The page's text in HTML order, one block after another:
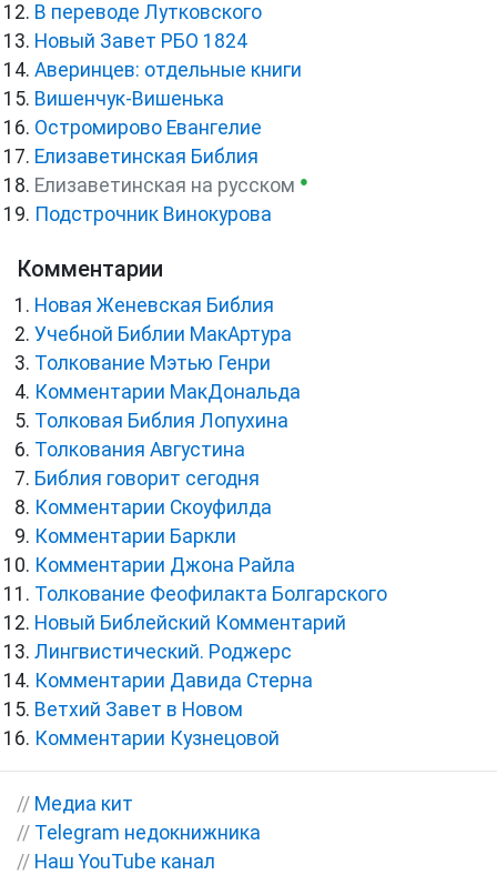
В переводе Лутковского
Новый Завет РБО 1824
Аверинцев: отдельные книги
Вишенчук-Вишенька
Остромирово Евангелие
Елизаветинская Библия
Елизаветинская на русском ●
Подстрочник Винокурова
Комментарии
Новая Женевская Библия
Учебной Библии МакАртура
Толкование Мэтью Генри
Комментарии МакДональда
Толковая Библия Лопухина
Толкования Августина
Библия говорит сегодня
Комментарии Скоуфилда
Комментарии Баркли
Комментарии Джона Райла
Толкование Феофилакта Болгарского
Новый Библейский Комментарий
Лингвистический. Роджерс
Комментарии Давида Стерна
Ветхий Завет в Новом
Комментарии Кузнецовой
// Медиа кит
// Telegram недокнижника
// Наш YouTube канал